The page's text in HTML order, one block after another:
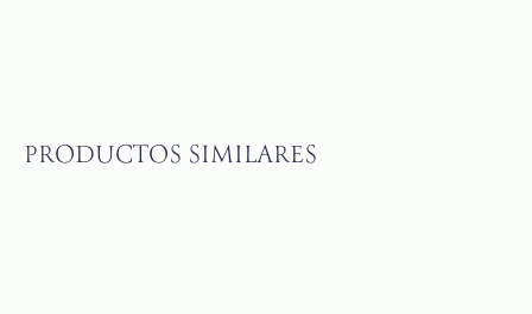
PRODUCTOS SIMILARES